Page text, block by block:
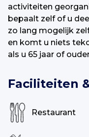
activiteiten
bepaalt zelf of u
zo lang mogelijk
en komt u niets
als u 65 jaar of
Faciliteiten
Restaurant